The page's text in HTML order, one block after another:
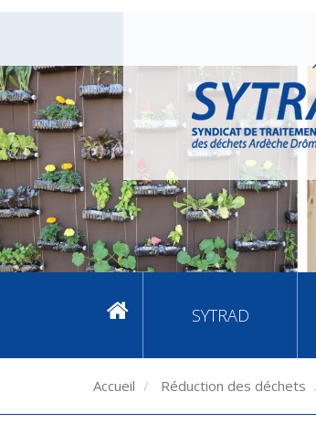
SYTRAD
Accueil Réduction des déchets